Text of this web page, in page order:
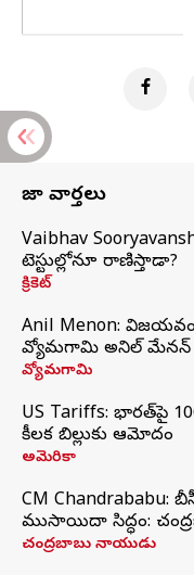
తాజా వార్తలు
Vaibhav
టెస్టుల్లోనూ రాణిస్తాడా?
క్రికెట్
Anil Menon:
వ్యోమగామి అనిల్‌ మేనన్
వ్యోమగామి
US Tariffs: భారత్‌పై
కీలక బిల్లుకు ఆమోదం
అమెరికా
CM Chandrababu:
ముసాయిదా సిద్ధం:
చంద్రబాబు నాయుడు